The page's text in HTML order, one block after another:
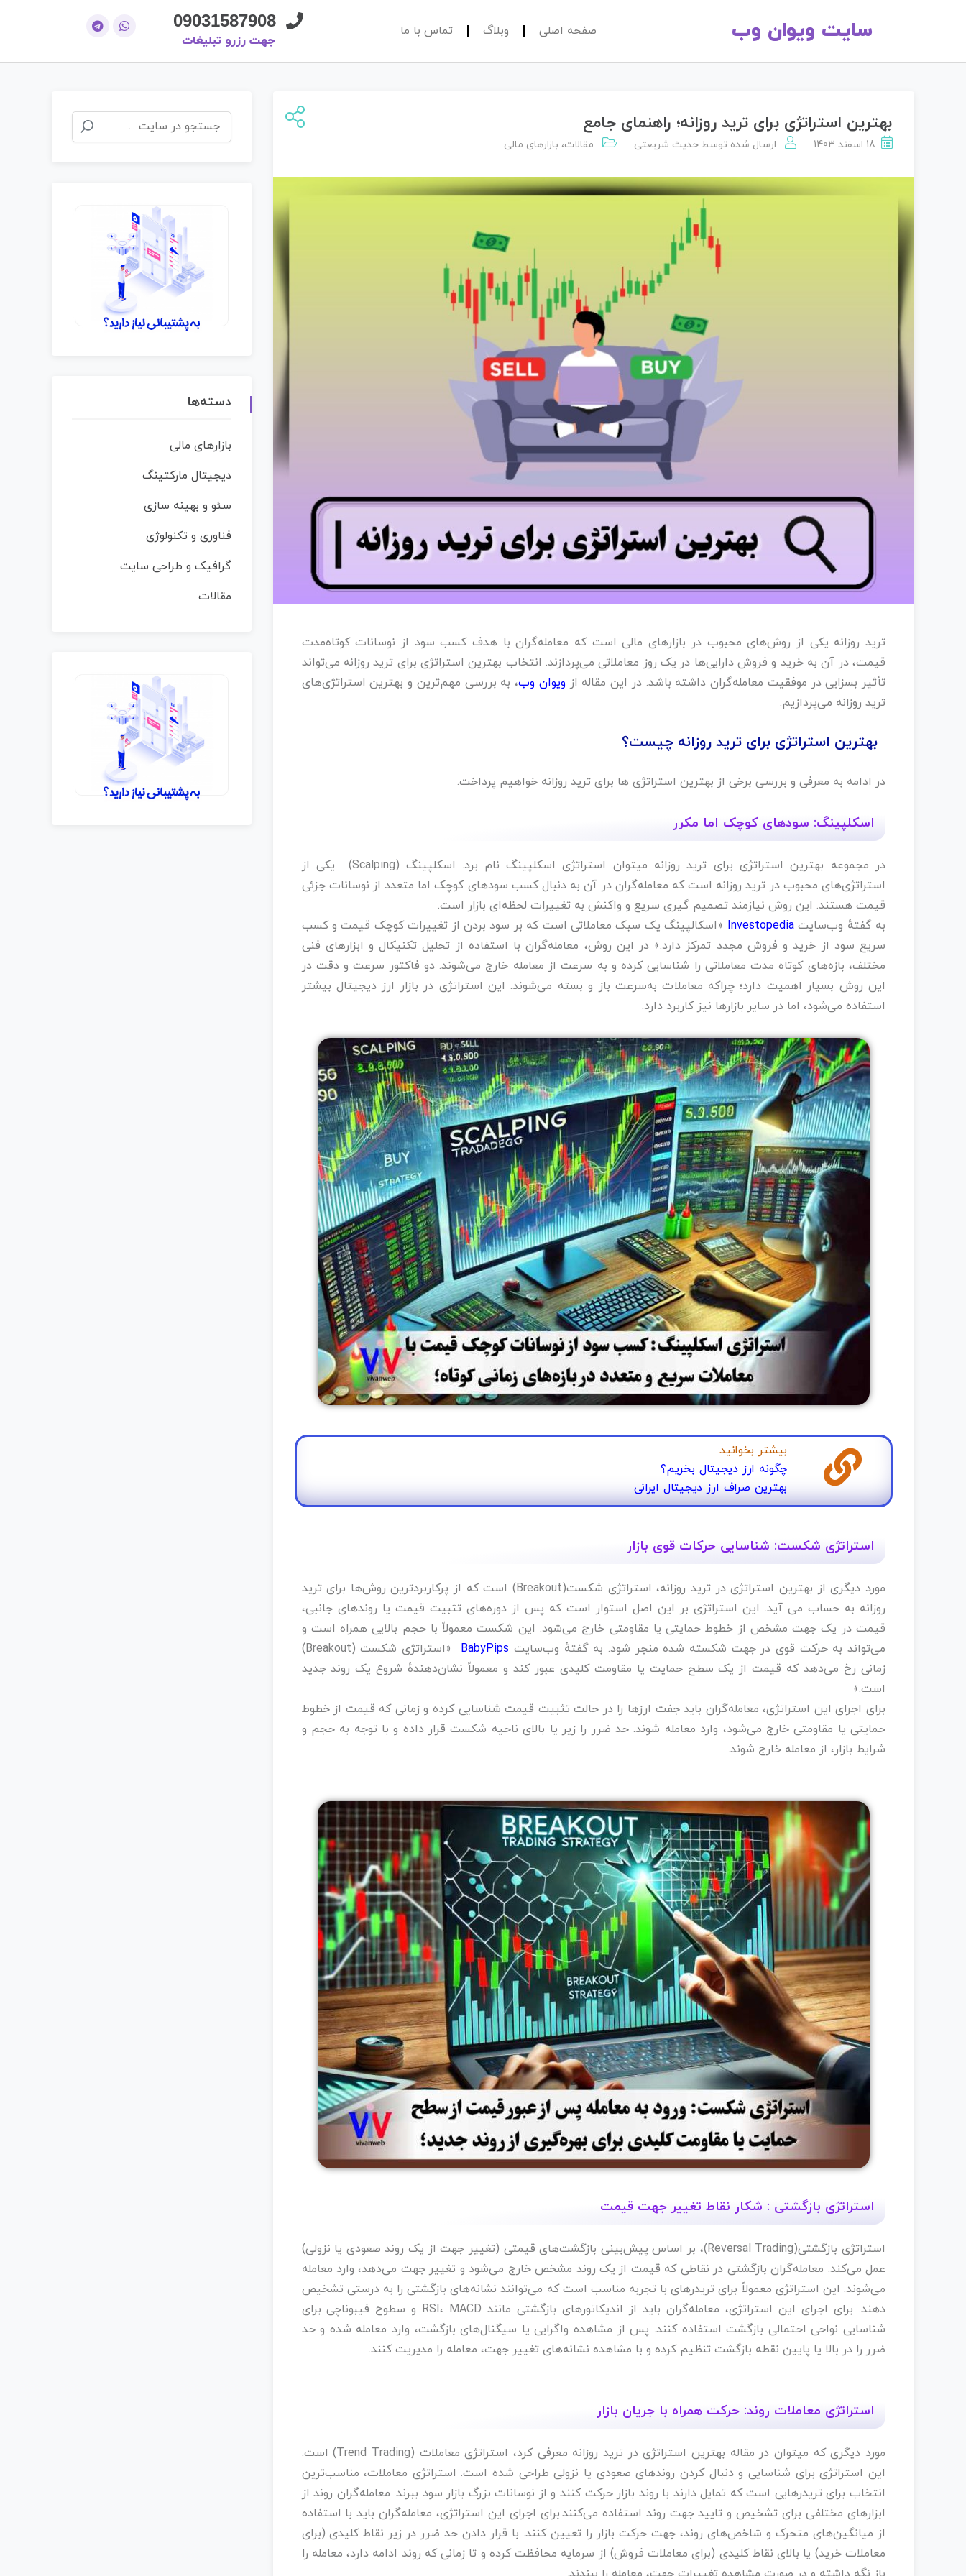
سایت ویوان وب صفحه اصلی وبلاگ تماس با ما
09031587908
جهت رزرو تبلیغات
بهترین استراتژی برای ترید روزانه؛ راهنمای جامع
18 اسفند 1403 ارسال شده توسط حدیث شریعتی مقالات، بازارهای مالی
ترید روزانه یکی از روش‌های محبوب در بازارهای مالی است که معامله‌گران با هدف کسب سود از نوسانات کوتاه‌مدت
قیمت، در آن به خرید و فروش دارایی‌ها در یک روز معاملاتی می‌پردازند. انتخاب بهترین استراتژی برای ترید روزانه می‌تواند
تأثیر بسزایی در موفقیت معامله‌گران داشته باشد. در این مقاله از ویوان وب، به بررسی مهم‌ترین و بهترین استراتژی‌های
ترید روزانه می‌پردازیم.
بهترین استراتژی برای ترید روزانه چیست؟
در ادامه به معرفی و بررسی برخی از بهترین استراتژی ها برای ترید روزانه خواهیم‌ پرداخت.
اسکلپینگ: سودهای کوچک اما مکرر
در مجموعه بهترین استراتژی برای ترید روزانه میتوان استراتژی اسکلپینگ‌ نام برد. اسکلپینگ (Scalping) یکی از
استراتژی‌های محبوب در ترید روزانه است که معامله‌گران در آن به دنبال کسب سودهای کوچک اما متعدد از نوسانات جزئی
قیمت هستند. این روش نیازمند تصمیم‌ گیری سریع و واکنش به تغییرات لحظه‌ای بازار است.
به گفتهٔ وب‌سایتInvestopedia «اسکالپینگ یک سبک معاملاتی است که بر سود بردن از تغییرات کوچک قیمت و کسب
سریع سود از خرید و فروش مجدد تمرکز دارد.» در این روش، معامله‌گران با استفاده از تحلیل تکنیکال و ابزارهای فنی
مختلف، بازه‌های کوتاه‌ مدت معاملاتی را شناسایی کرده و به‌ سرعت از معامله خارج می‌شوند. دو فاکتور سرعت و دقت در
این روش بسیار اهمیت دارد؛ چراکه معاملات به‌سرعت باز و بسته می‌شوند. این استراتژی در بازار ارز دیجیتال بیشتر
استفاده می‌شود، اما در سایر بازارها نیز کاربرد دارد.
بیشتر بخوانید:
چگونه ارز دیجیتال بخریم؟
بهترین صراف ارز دیجیتال ایرانی
استراتژی شکست: شناسایی حرکات قوی بازار
مورد دیگری از بهترین استراتژی در ترید روزانه، استراتژی شکست(Breakout) است که از پرکاربردترین روش‌ها برای ترید
روزانه به حساب می آید. این استراتژی بر این اصل استوار است که پس از دوره‌های تثبیت قیمت یا روند‌های جانبی،
قیمت در یک جهت مشخص از خطوط حمایتی یا مقاومتی خارج می‌شود. این شکست معمولاً با حجم بالایی همراه است و
می‌تواند به حرکت قوی در جهت شکسته شده منجر شود. به گفتهٔ وب‌سایت BabyPips
«استراتژی شکست (Breakout)
زمانی رخ می‌دهد که قیمت از یک سطح حمایت یا مقاومت کلیدی عبور کند و معمولاً نشان‌دهندهٔ شروع یک روند جدید
است.»
برای اجرای این استراتژی، معامله‌گران باید جفت‌ ارزها را در حالت تثبیت قیمت شناسایی کرده و زمانی که قیمت از خطوط
حمایتی یا مقاومتی خارج می‌شود، وارد معامله شوند. حد ضرر را زیر یا بالای ناحیه شکست قرار داده و با توجه به حجم و
شرایط بازار، از معامله خارج شوند.
استراتژی بازگشتی : شکار نقاط تغییر جهت قیمت
استراتژی بازگشتی(Reversal Trading)، بر اساس پیش‌بینی بازگشت‌های قیمتی (تغییر جهت از یک روند صعودی یا نزولی)
عمل می‌کند. معامله‌گران بازگشتی در نقاطی که قیمت از یک روند مشخص خارج می‌شود و تغییر جهت می‌دهد، وارد معامله
می‌شوند. این استراتژی معمولاً برای تریدرهای با تجربه مناسب است که می‌توانند نشانه‌های بازگشتی را به درستی تشخیص
دهند. برای اجرای این استراتژی، معامله‌گران باید از اندیکاتورهای بازگشتی مانند RSI، MACD و سطوح فیبوناچی برای
شناسایی نواحی احتمالی بازگشت استفاده کنند. پس از مشاهده واگرایی یا سیگنال‌های بازگشت، وارد معامله شده و حد
ضرر را در بالا یا پایین نقطه بازگشت تنظیم کرده و با مشاهده نشانه‌های تغییر جهت، معامله را مدیریت کنند.
استراتژی معاملات روند: حرکت همراه با جریان بازار
مورد دیگری که میتوان در مقاله بهترین استراتژی در ترید روزانه معرفی کرد، استراتژی معاملات (Trend Trading) است.
این استراتژی برای شناسایی و دنبال کردن روندهای صعودی یا نزولی طراحی شده است. استراتژی معاملات، مناسب‌ترین
انتخاب برای تریدرهایی است که تمایل دارند با روند بازار حرکت کنند و از نوسانات بزرگ بازار سود ببرند. معامله‌گران روند از
ابزارهای مختلفی برای تشخیص و تایید جهت روند استفاده می‌کنند.برای اجرای این استراتژی، معامله‌گران باید با استفاده
از میانگین‌های متحرک و شاخص‌های روند، جهت حرکت بازار را تعیین کنند. با قرار دادن حد ضرر در زیر نقاط کلیدی (برای
معاملات خرید) یا بالای نقاط کلیدی (برای معاملات فروش) از سرمایه محافظت کرده و تا زمانی که روند ادامه دارد، معامله را
دسته‌ها
بازارهای مالی
دیجیتال مارکتینگ
سئو و بهینه سازی
فناوری و تکنولوژی
گرافیک و طراحی سایت
مقالات